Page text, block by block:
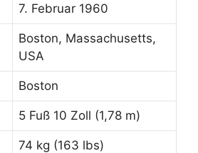
7. Februar 1960
Boston, Massachusetts,
USA
Boston
5 Fuß 10 Zoll (1,78 m)
74 kg (163 lbs)